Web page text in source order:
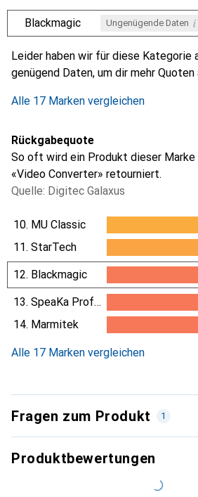
Blackmagic Ungenügende Daten i
Leider haben wir für diese Kategorie
genügend Daten, um dir mehr Quoten
Alle 17 Marken vergleichen
Rückgabequote
So oft wird ein Produkt dieser
«Video Converter» retourniert.
Quelle: Digitec Galaxus
10. MU Classic
11. StarTech
12. Blackmagic
4.5%
13. SpeaKa Professional
4.8%
14. Marmitek
Alle 17 Marken vergleichen
Fragen zum Produkt 1
Produktbewertungen